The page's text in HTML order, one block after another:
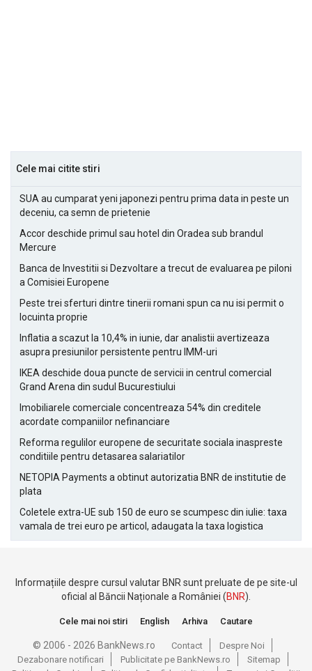
Cele mai citite stiri
SUA au cumparat yeni japonezi pentru prima data in peste un
deceniu, ca semn de prietenie
Accor deschide primul sau hotel din Oradea sub brandul
Mercure
Banca de Investitii si Dezvoltare a trecut de evaluarea pe piloni
a Comisiei Europene
Peste trei sferturi dintre tinerii romani spun ca nu isi permit o
locuinta proprie
Inflatia a scazut la 10,4% in iunie, dar analistii avertizeaza
asupra presiunilor persistente pentru IMM-uri
IKEA deschide doua puncte de servicii in centrul comercial
Grand Arena din sudul Bucurestiului
Imobiliarele comerciale concentreaza 54% din creditele
acordate companiilor nefinanciare
Reforma regulilor europene de securitate sociala inaspreste
conditiile pentru detasarea salariatilor
NETOPIA Payments a obtinut autorizatia BNR de institutie de
plata
Coletele extra-UE sub 150 de euro se scumpesc din iulie: taxa
vamala de trei euro pe articol, adaugata la taxa logistica
Informațiile despre cursul valutar BNR sunt preluate de pe site-ul
oficial al Băncii Naționale a României (BNR).
Cele mai noi stiri English Arhiva Cautare
© 2006 - 2026 BankNews.ro Contact
Despre Noi
Dezabonare notificari
Publicitate pe BankNews.ro
Sitemap